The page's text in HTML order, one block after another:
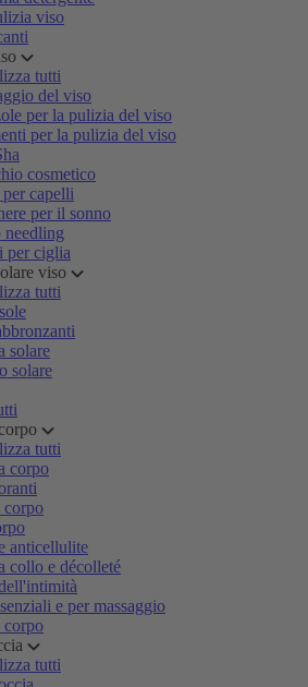
viso
tutti
del viso
per la pulizia del viso
per la pulizia del viso
cosmetico
per capelli
per il sonno
per ciglia
viso
tutti
solare
solare
tutti
corpo
corpo
anticellulite
collo e décolleté
e per massaggio
corpo
tutti